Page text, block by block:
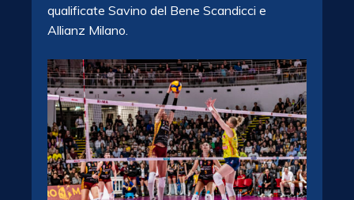
qualificate Savino del Bene Scandicci e
Allianz Milano.